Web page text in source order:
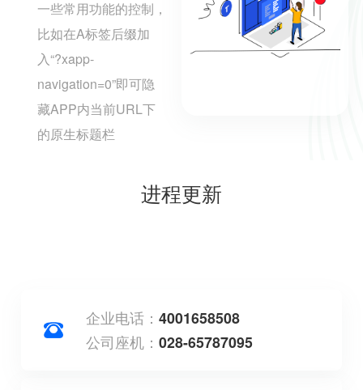
一些常用功能的控制，
比如在A标签后缀加
入“?xapp-
navigation=0”即可隐
藏APP内当前URL下
的原生标题栏
进程更新
企业电话：4001658508
公司座机：028-65787095